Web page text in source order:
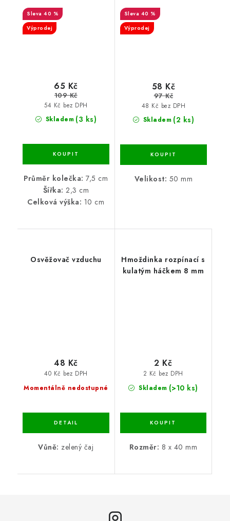
40 %
Výprodej
Skladem (3 ks)
54 Kč bez DPH
65 Kč
109 Kč
Průměr kolečka: 7,5 cm
Šířka: 2,3 cm
Celková výška: 10 cm
40 %
Výprodej
Skladem (2 ks)
48 Kč bez DPH
58 Kč
97 Kč
Velikost: 50 mm
Osvěžovač vzduchu
Momentálně nedostupné
40 Kč bez DPH
48 Kč
Vůně: zelený čaj
Hmoždinka rozpínací s
kulatým háčkem 8 mm
Skladem (>10 ks)
2 Kč bez DPH
2 Kč
Rozměr: 8 x 40 mm